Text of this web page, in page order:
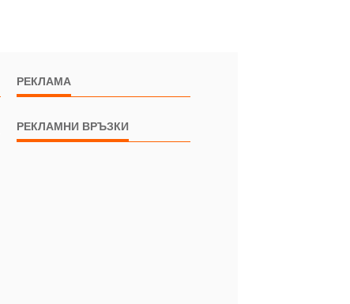
РЕКЛАМА
РЕКЛАМНИ ВРЪЗКИ